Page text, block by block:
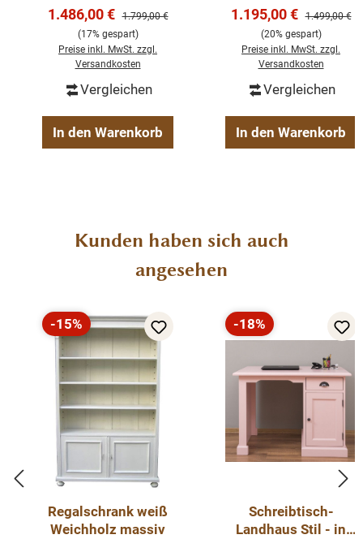
Einfarbig
Farbe wählbar
Geben Sie bitte Ihre gewünschte Farbe beim Kauf im
Kommentarfeld mit an.
Verkaufspreis:
1.486,00 € Regulärer Preis:
1.799,00 €
(17% gespart)
Preise inkl. MwSt. zzgl.
Versandkosten
Vergleichen
In den Warenkorb
Verkaufspreis:
1.195,00 € Regulärer
1.499,00 €
(20% gespart)
Preise inkl. MwSt. zzgl.
Versandkosten
Vergleichen
In den Warenkorb
Produktgalerie überspringen
Kunden haben sich auch
angesehen
Rabatt
-15%
Regalschrank weiß
Weichholz massiv
Rabatt
-18%
Schreibtisch-
Landhaus Stil - in